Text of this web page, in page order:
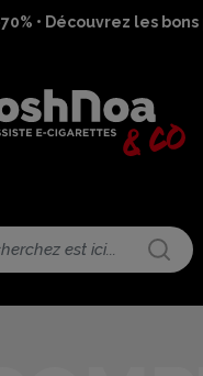
70% • Découvrez les